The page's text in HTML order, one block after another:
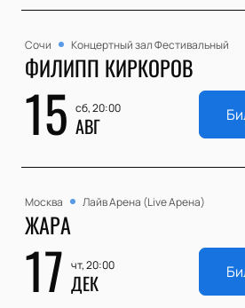
Сочи Концертный зал Фестивальный
ФИЛИПП КИРКОРОВ
15 сб, 20:00
АВГ
Москва Лайв Арена (Live Арена)
ЖАРА
17 чт, 20:00
ДЕК